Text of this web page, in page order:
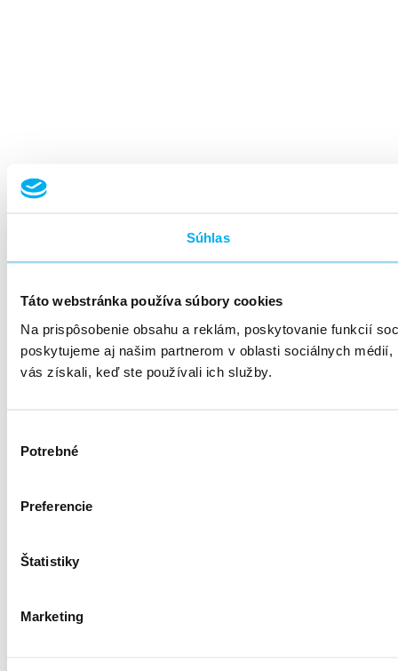
Súhlas
Táto webstránka používa súbory cookies
Na prispôsobenie obsahu a reklám, poskytovanie funkcií
poskytujeme aj našim partnerom v oblasti sociálnych
vás získali, keď ste používali ich služby.
súhlasu
Potrebné
Preferencie
Štatistiky
Marketing